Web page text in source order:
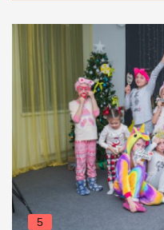
5